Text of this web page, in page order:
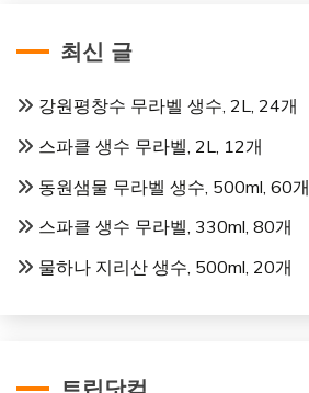
최신 글
강원평창수 무라벨 생수, 2L, 24개
스파클 생수 무라벨, 2L, 12개
동원샘물 무라벨 생수, 500ml, 60개
스파클 생수 무라벨, 330ml, 80개
물하나 지리산 생수, 500ml, 20개